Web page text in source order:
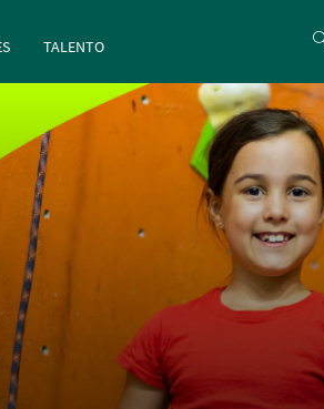
TALENTO